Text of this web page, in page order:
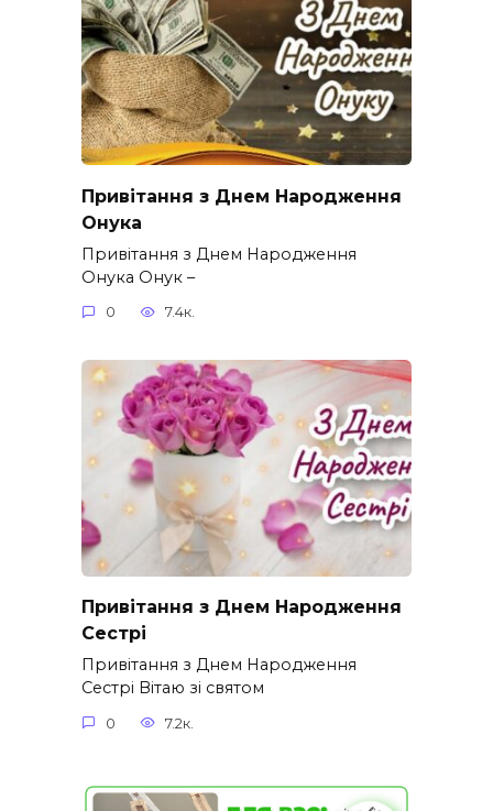
Привітання з Днем Народження
Онука
Привітання з Днем Народження
Онука Онук –
0 7.4к.
Привітання з Днем Народження
Сестрі
Привітання з Днем Народження
Сестрі Вітаю зі святом
0 7.2к.